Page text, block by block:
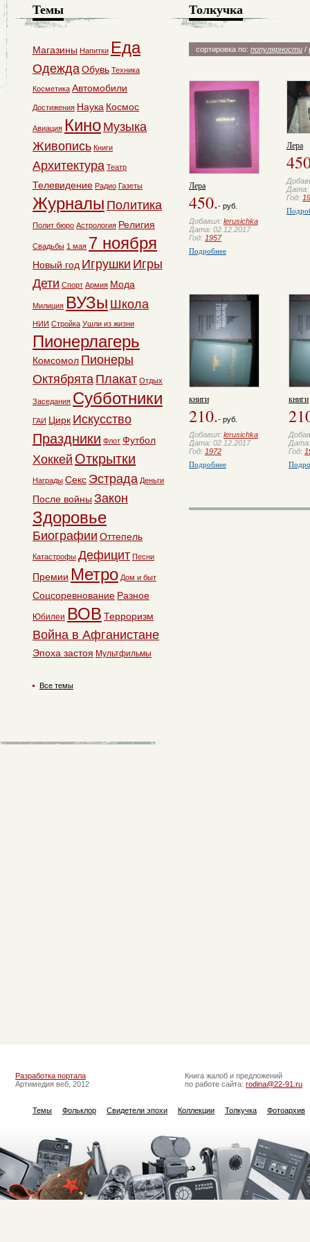
Толкучка
сортировка по: популярности /
Лера
450.- руб.
Добавил: lerusichka
Дата: 02.12.2017
Год: 1957
Подробнее
Лера
Дата:
Год:
книги
210.- руб.
Добавил: lerusichka
Дата: 02.12.2017
Год: 1972
Подробнее
книги
Год:
Темы
Магазины Напитки Еда
ОдеждаОбувь Техника
Косметика Автомобили
Достижения Наука Космос
Авиация Кино Музыка
Живопись Книги
Архитектура Театр
Телевидение Радио Газеты
Журналы Политика
Полит бюро Астрология Религия
Свадьбы 1 мая 7 ноября
Новый год Игрушки Игры
Дети Спорт Армия Мода
Милиция ВУЗы Школа
НИИ Стройка Ушли из жизни
Пионерлагерь
Комсомол Пионеры
Октябрята Плакат Отдых
Заседания Субботники
ГАИ Цирк Искусство
Праздники Флот Футбол
Хоккей Открытки
Награды Секс Эстрада Деньги
После войны Закон
Здоровье
Биографии Оттепель
Катастрофы Дефицит Песни
Премии Метро Дом и быт
Соцсоревнование Разное
Юбилеи ВОВ Терроризм
Война в Афганистане
Эпоха застоя Мультфильмы
Все темы
Разработка портала
Артимедия веб, 2012
Книга жалоб и предложений
по работе сайта: rodina@22-91.ru
Темы Фольклор Свидетели эпохи Коллекции Толкучка Фотоархив